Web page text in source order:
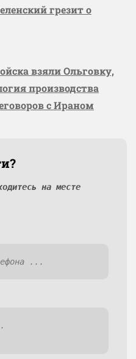
грезит о
взяли Ольговку,
производства
с Ираном
на месте